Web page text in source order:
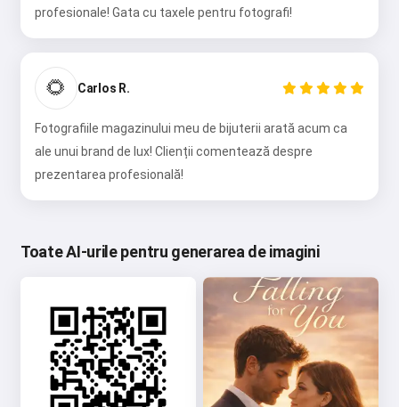
profesionale! Gata cu taxele pentru fotografi!
🌻 Carlos R.
Fotografiile magazinului meu de bijuterii arată acum ca
ale unui brand de lux! Clienții comentează despre
prezentarea profesională!
Toate AI-urile pentru generarea de imagini